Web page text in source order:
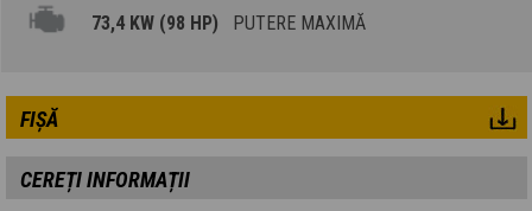
73,4 KW (98 HP) PUTERE MAXIMĂ
FIȘĂ
CEREȚI INFORMAȚII